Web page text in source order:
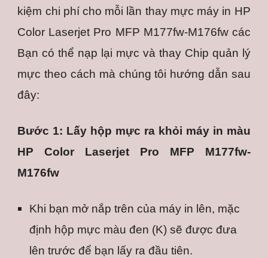
kiệm chi phí cho mỗi lần thay mực máy in HP
Color Laserjet Pro MFP M177fw-M176fw các
Bạn có thể nạp lại mực và thay Chip quản lý
mực theo cách mà chúng tôi hướng dẫn sau
đây:
Bước 1: Lấy hộp mực ra khỏi máy in màu
HP Color Laserjet Pro MFP M177fw-
M176fw
Khi bạn mở nắp trên của máy in lên, mặc
định hộp mực màu đen (K) sẽ được đưa
lên trước để bạn lấy ra đầu tiên.